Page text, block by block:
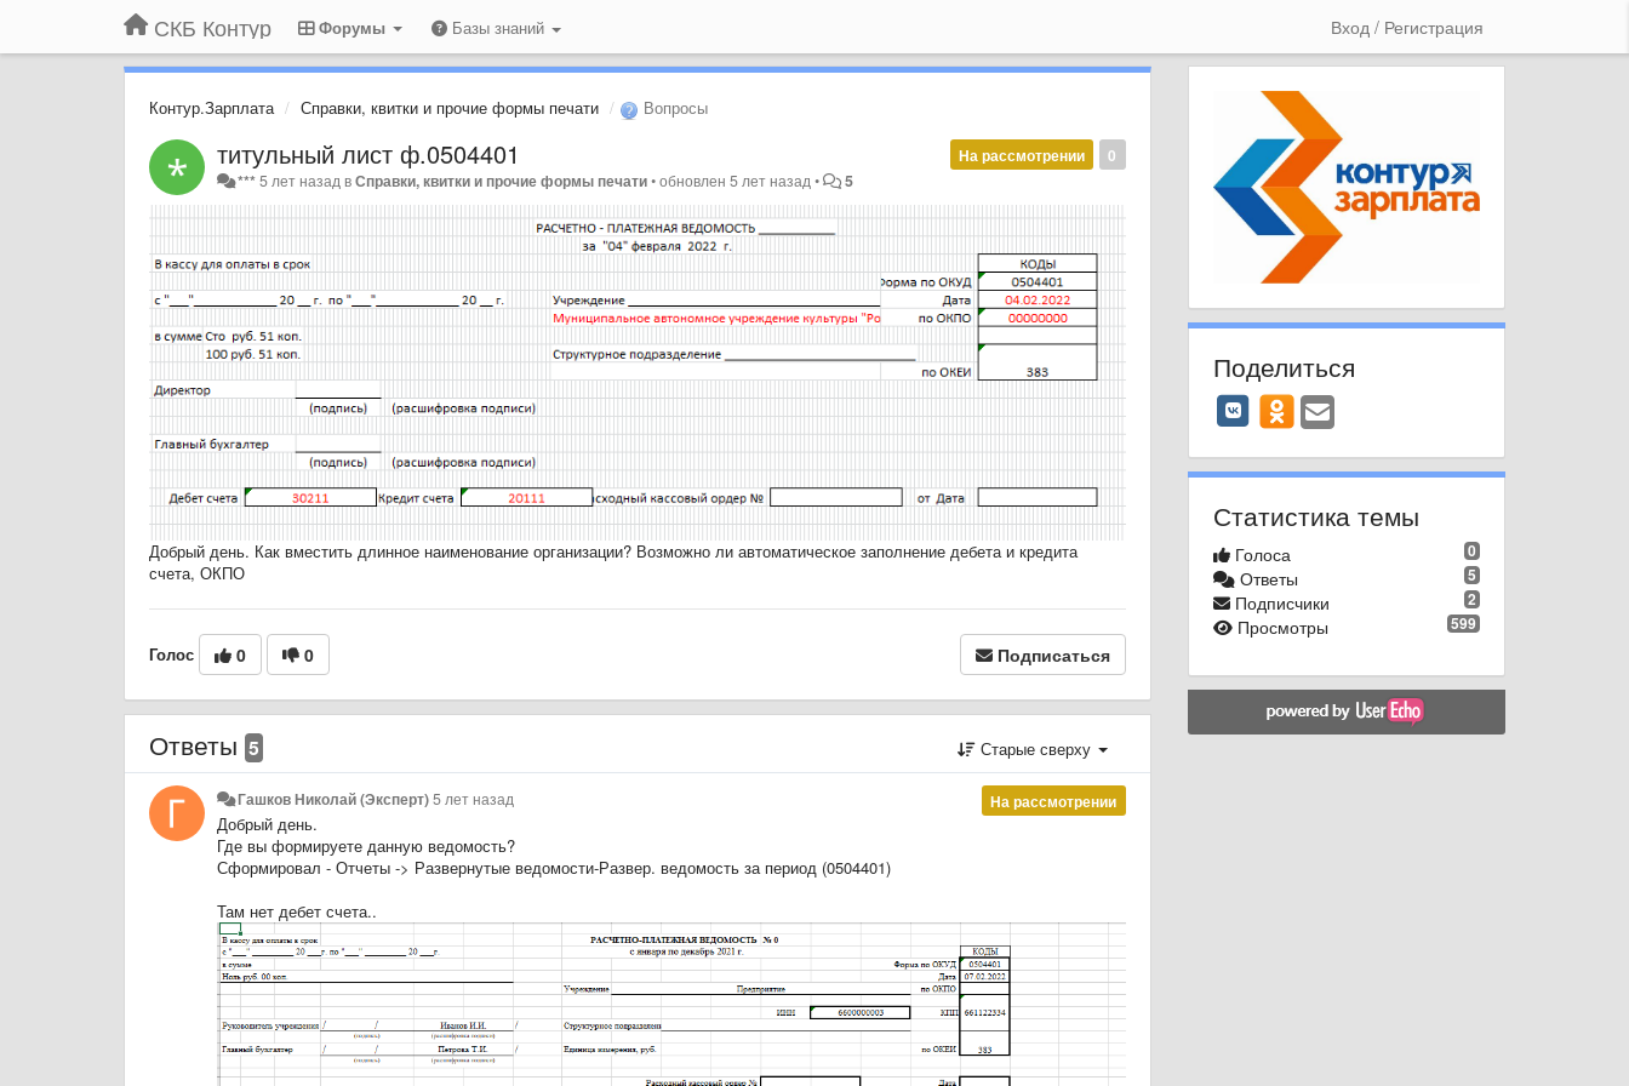
СКБ Контур Форумы Базы знаний Вход / Регистрация
Контур.Зарплата Справки, квитки и прочие формы печати Вопросы
0
На рассмотрении
титульный лист ф.0504401
***5 лет назад вСправки, квитки и прочие формы печати•обновлен5 лет назад • 5
Добрый день. Как вместить длинное наименование организации? Возможно ли автоматическое заполнение дебета и кредита
счета, ОКПО
Голос 0 0 Подписаться
Ответы 5 Старые сверху
На рассмотрении
Гашков Николай (Эксперт)5 лет назад
Добрый день.
Где вы формируете данную ведомость?
Сформировал - Отчеты -> Развернутые ведомости-Развер. ведомость за период (0504401)
Там нет дебет счета..
Поделиться
Статистика темы
0
Голоса
5
Ответы
2
Подписчики
599
Просмотры